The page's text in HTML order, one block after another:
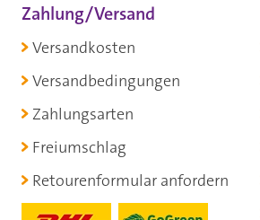
Zahlung/Versand
Versandkosten
Versandbedingungen
Zahlungsarten
Freiumschlag
Retourenformular anfordern